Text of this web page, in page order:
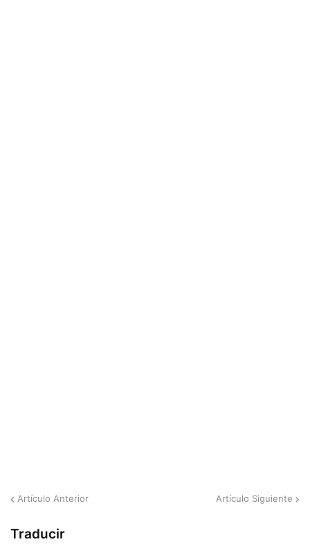
Artículo Anterior Artículo Siguiente
Traducir